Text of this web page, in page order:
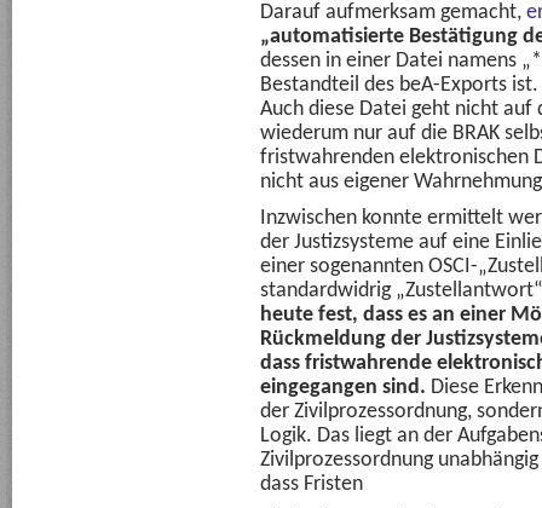
Darauf aufmerksam gemacht,
„automatisierte Bestätigung
dessen in einer Datei namens
Bestandteil des beA-Exports ist.
Auch diese Datei geht nicht auf
wiederum nur auf die BRAK
fristwahrenden elektronischen
nicht aus eigener
Inzwischen konnte ermittelt
der Justizsysteme auf eine
einer sogenannten OSCI-
standardwidrig
heute fest, dass es an einer
Rückmeldung der
dass fristwahrende
eingegangen sind. Diese
der Zivilprozessordnung,
Logik. Das liegt an der
Zivilprozessordnung
dass Fristen